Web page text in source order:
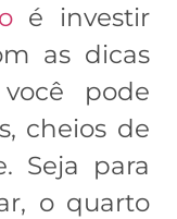
é investir
as dicas
pode
cheios de
Seja para
o quarto